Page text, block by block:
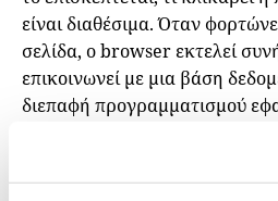
είναι διαθέσιμα. Όταν
σελίδα, ο browser εκτελεί
επικοινωνεί με μια βάση
διεπαφή προγραμματισμού
το περιεχόμενο. Ένα
δημοσιογραφική έρευνα